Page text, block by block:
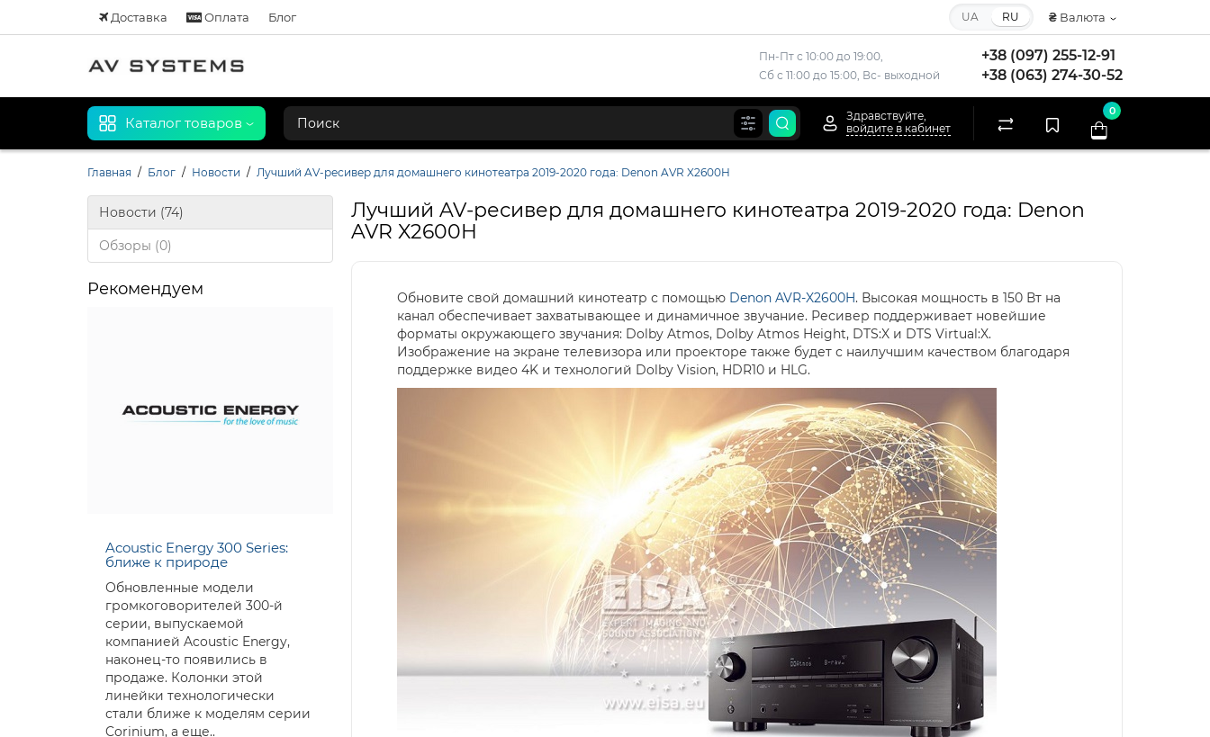
Доставка Оплата Блог ₴ Валюта
UA RU
Пн-Пт с 10:00 до 19:00,
Сб с 11:00 до 15:00, Вс- выходной
+38 (097) 255-12-91
+38 (063) 274-30-52
Каталог товаров
Здравствуйте,
войдите в кабинет
0
Главная Блог Новости Лучший AV-ресивер для домашнего кинотеатра 2019-2020 года: Denon AVR X2600H
Новости (74)
Обзоры (0)
Рекомендуем
Acoustic Energy 300 Series:
ближе к природе
Обновленные модели
громкоговорителей 300-й
серии, выпускаемой
компанией Acoustic Energy,
наконец-то появились в
продаже. Колонки этой
линейки технологически
стали ближе к моделям серии
Corinium, а еще..
Лучший AV-ресивер для домашнего кинотеатра 2019-2020 года: Denon
AVR X2600H
Обновите свой домашний кинотеатр с помощью Denon AVR-X2600H. Высокая мощность в 150 Вт на
канал обеспечивает захватывающее и динамичное звучание. Ресивер поддерживает новейшие
форматы окружающего звучания: Dolby Atmos, Dolby Atmos Height, DTS:X и DTS Virtual:X.
Изображение на экране телевизора или проекторе также будет с наилучшим качеством благодаря
поддержке видео 4K и технологий Dolby Vision, HDR10 и HLG.